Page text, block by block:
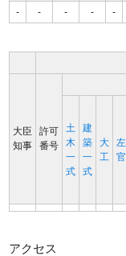
- - - - -
大臣
知事
許可
番号
土
木
一
式
建
築
一
式
大
工
左
官
アクセス